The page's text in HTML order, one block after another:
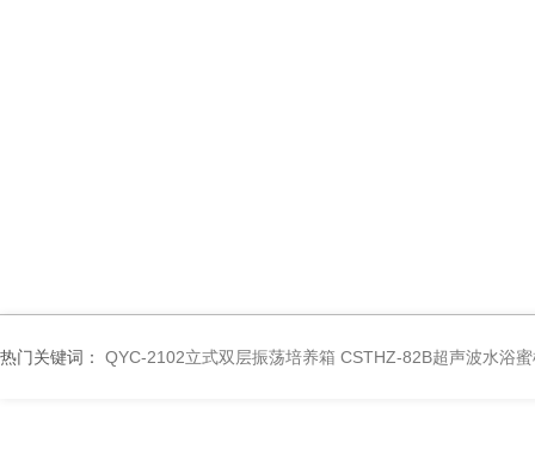
热门关键词： QYC-2102立式双层振荡培养箱 CSTHZ-82B超声波水浴